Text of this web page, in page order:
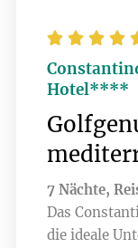
   
Hotel****
7 Nächte,
Das
die ideale